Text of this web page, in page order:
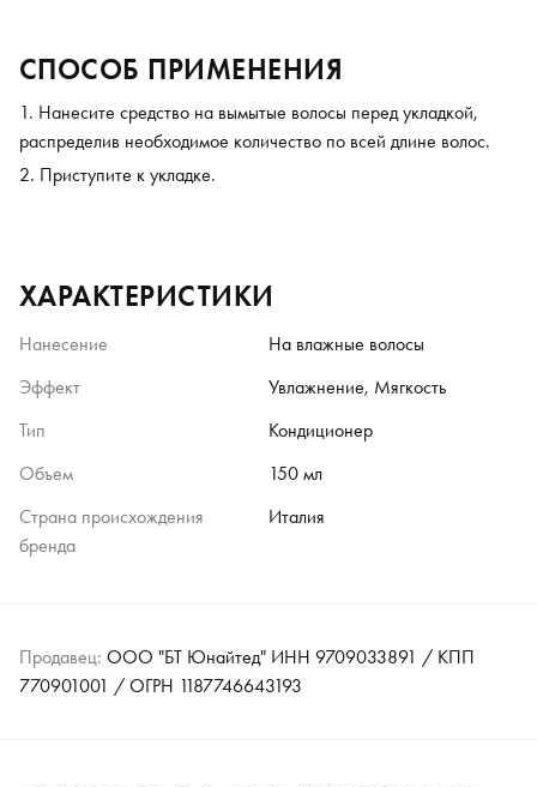
СПОСОБ ПРИМЕНЕНИЯ
Нанесите средство на вымытые волосы перед укладкой,
распределив необходимое количество по всей длине волос.
Приступите к укладке.
ХАРАКТЕРИСТИКИ
Нанесение
На влажные волосы
Эффект
Увлажнение, Мягкость
Тип
Кондиционер
Объем
150 мл
Страна происхождения
бренда
Италия
Продавец: ООО "БТ Юнайтед" ИНН 9709033891 / КПП
770901001 / ОГРН 1187746643193